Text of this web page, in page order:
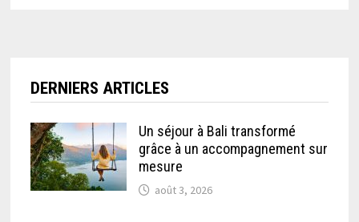
DERNIERS ARTICLES
Un séjour à Bali transformé
grâce à un accompagnement sur
mesure
août 3, 2026